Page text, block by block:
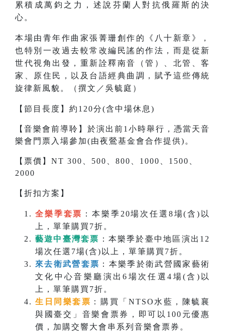
累積成萬鈞之力，述說芬蘭人對抗俄羅斯的決
心。
本場由青年作曲家張菁珊創作的《八十新章》，
也特別一改過去較常改編民謠的作法，而是從新
世代視角出發，重新詮釋南音（管）、北管、客
家、原住民，以及台語經典曲調，賦予這些傳統
旋律新風貌。（撰文／吳毓庭）
【節目長度】約120分(含中場休息)
【音樂會前導聆】於演出前1小時舉行，憑當天音
樂會門票入場參加(由夜鶯基金會合作提供)。
【票價】NT 300、500、800、1000、1500、
2000
【折扣方案】
全樂季套票 ：本樂季20場次任選8場(含)以
上，單筆購買7折。
藝遊中臺灣套票 ：本樂季於臺中地區演出12
場次任選7場(含)以上，單筆購買7折。
來去衛武營套票 ：本樂季於衛武營國家藝術
文化中心音樂廳演出6場次任選4場(含)以
上，單筆購買7折。
生日同樂套票 ：購買「NTSO水藍，陳毓襄
與國臺交」音樂會票券，即可以100元優惠
價，加購交響大會串系列音樂會票券。